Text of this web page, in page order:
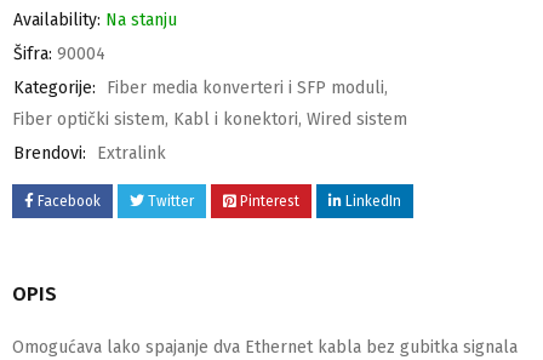
Availability: Na stanju
Šifra: 90004
Kategorije:
Fiber media konverteri i SFP moduli,
Fiber optički sistem, Kabl i konektori, Wired sistem
Brendovi:
Extralink
Facebook Twitter Pinterest LinkedIn
OPIS
Omogućava lako spajanje dva Ethernet kabla bez gubitka signala